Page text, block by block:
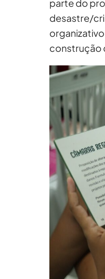
parte do
desastre/
construção